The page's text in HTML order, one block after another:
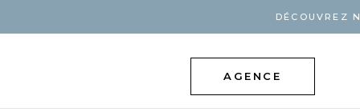
DÉCOUVREZ
AGENCE